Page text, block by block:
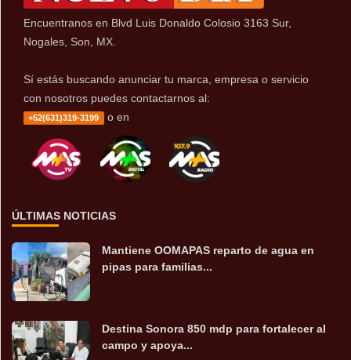
Encuentranos en Blvd Luis Donaldo Colosio 3163 Sur,
Nogales, Son, MX.
Sí estás buscando anunciar tu marca, empresa o servicio
con nosotros puedes contactarnos al:
+52(631)319-3199 o en
ÚLTIMAS NOTICIAS
Mantiene OOMAPAS reparto de agua en
pipas para familias...
Destina Sonora 850 mdp para fortalecer al
campo y apoya...